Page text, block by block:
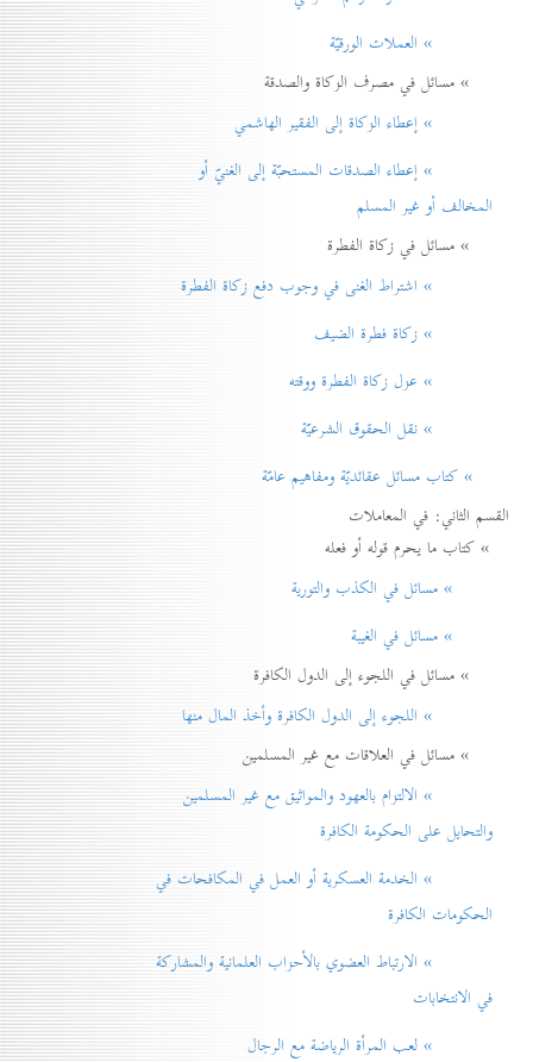
» العملات الورقيّة
» مسائل في مصرف الزكاة والصدقة
» إعطاء الزكاة إلی الفقير الهاشمي
» إعطاء الصدقات المستحبّة إلی الغنيّ أو
المخالف أو غير المسلم
» مسائل في زكاة الفطرة
» اشتراط الغنی في وجوب دفع زكاة الفطرة
» زكاة فطرة الضيف
» عزل زكاة الفطرة ووقته
» نقل الحقوق الشرعيّة
» كتاب مسائل عقائديّة ومفاهيم عامّة
القسم الثاني: في المعاملات
» كتاب ما يحرم قوله أو فعله
» مسائل في الكذب والتورية
» مسائل في الغيبة
» مسائل في اللجوء إلى الدول الكافرة
» اللجوء إلى الدول الكافرة وأخذ المال منها
» مسائل في العلاقات مع غير المسلمين
» الالتزام بالعهود والمواثيق مع غير المسلمين
والتحايل على الحكومة الكافرة
» الخدمة العسكرية أو العمل في المكافحات في
الحكومات الكافرة
» الارتباط العضوي بالأحزاب العلمانية والمشاركة
في الانتخابات
» لعب المرأة الرياضة مع الرجال